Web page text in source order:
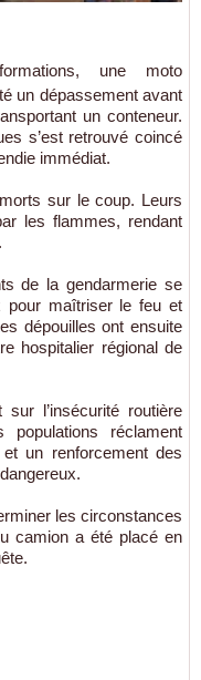
une moto
un dépassement avant
un conteneur.
s’est retrouvé coincé
immédiat.
sur le coup. Leurs
les flammes, rendant
de la gendarmerie se
pour maîtriser le feu et
dépouilles ont ensuite
hospitalier régional de
l’insécurité routière
réclament
et un renforcement des
les circonstances
camion a été placé en